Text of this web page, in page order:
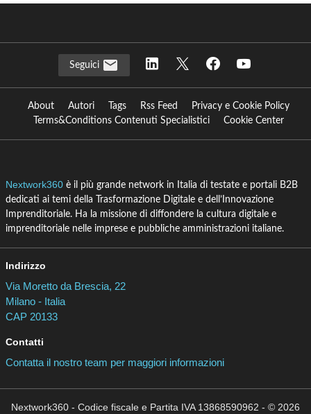
Seguici
About Autori Tags Rss Feed
Privacy e Cookie Policy
Terms&Conditions Contenuti Specialistici
Cookie Center
Nextwork360è il più grande network in Italia di testate e portali B2B
dedicati ai temi della Trasformazione Digitale e dell’Innovazione
Imprenditoriale. Ha la missione di diffondere la cultura digitale e
imprenditoriale nelle imprese e pubbliche amministrazioni italiane.
Indirizzo
Via Moretto da Brescia, 22
Milano - Italia
CAP 20133
Contatti
Contatta il nostro team per maggiori informazioni
Nextwork360 - Codice fiscale e Partita IVA 13868590962 - © 2026